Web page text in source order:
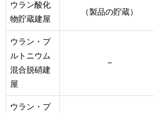
ウラン酸化
物貯蔵建屋
（製品の貯蔵）
ウラン・プ
ルトニウム
混合脱硝建
屋
−
ウラン・プ